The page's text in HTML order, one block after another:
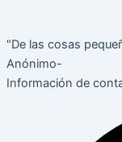
"De las cosas
Anónimo-
Información de